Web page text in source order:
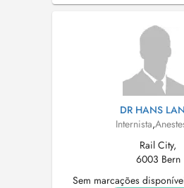
DR HANS
Internista,
Rail City,
6003 Bern
Sem marcações